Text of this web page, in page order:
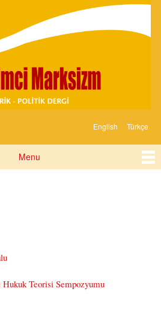
English Türkçe
Menu
Teorisi Sempozyumu